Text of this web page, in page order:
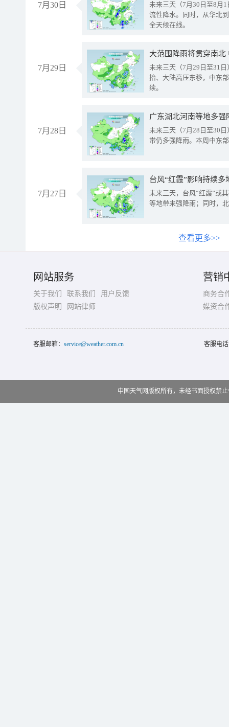
7月30日
未来三天（7月30日至8月
流性降水。同时，从华北
全天候在线。
7月29日
大范围降雨将贯穿南
未来三天（7月29日至31
抬、大陆高压东移，中东
续。
7月28日
广东湖北河南等地多
未来三天（7月28日至30
带仍多强降雨。本周中东
7月27日
台风“红霞”影响持续
未来三天，台风“红霞”或
等地带来强降雨；同时，
查看更多>>
网站服务
关于我们 联系我们
用户反馈
版权声明
网站律师
营销
商务合
媒资合
客服邮箱： service@weather.com.cn 客服电
中国天气网版权所有，未经书面授权